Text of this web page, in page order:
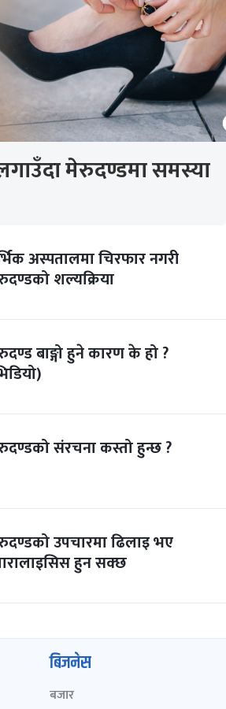
मेरुदण्डमा समस्या
अस्पतालमा चिरफार नगरी
शल्यक्रिया
बाङ्गो हुने कारण के हो ?
संरचना कस्तो हुन्छ ?
उपचारमा ढिलाइ भए
हुन सक्छ
बिजनेस
बजार